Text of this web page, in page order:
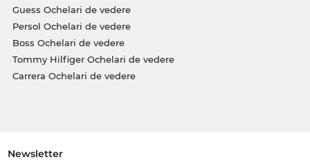
Guess Ochelari de vedere
Persol Ochelari de vedere
Boss Ochelari de vedere
Tommy Hilfiger Ochelari de vedere
Carrera Ochelari de vedere
Newsletter